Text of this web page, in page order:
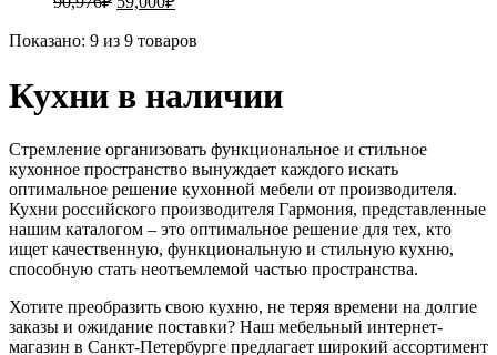
Показано: 9 из 9 товаров
Кухни в наличии
Стремление организовать функциональное и стильное
кухонное пространство вынуждает каждого искать
оптимальное решение кухонной мебели от производителя.
Кухни российского производителя Гармония, представленные
нашим каталогом – это оптимальное решение для тех, кто
ищет качественную, функциональную и стильную кухню,
способную стать неотъемлемой частью пространства.
Хотите преобразить свою кухню, не теряя времени на долгие
заказы и ожидание поставки? Наш мебельный интернет-
магазин в Санкт-Петербурге предлагает широкий ассортимент